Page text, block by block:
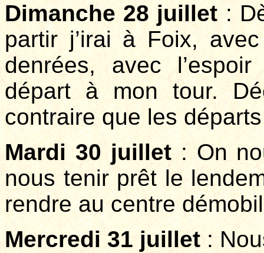
Dimanche 28 juillet:
partir j’irai à Foix,
denrées, avec
départ à mon tour.
contraire que les
Mardi 30 juillet: On
nous tenir prêt le
rendre au centre
Mercredi 31 juillet: